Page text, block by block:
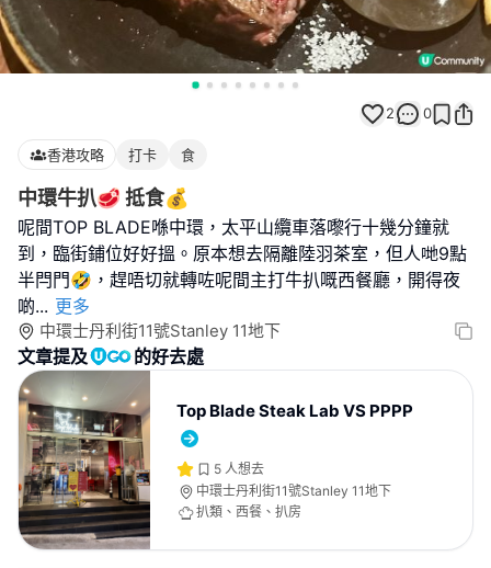
2 0
香港攻略 打卡 食
中環牛扒🥩 抵食💰
呢間TOP BLADE喺中環，太平山纜車落嚟行十幾分鐘就
到，臨街鋪位好好搵。原本想去隔離陸羽茶室，但人哋9點
半閂門🤣，趕唔切就轉咗呢間主打牛扒嘅西餐廳，開得夜
啲... 更多
中環士丹利街11號Stanley 11地下
文章提及 的好去處
Top Blade Steak Lab VS PPPP
5 人想去
中環士丹利街11號Stanley 11地下
扒類、西餐、扒房